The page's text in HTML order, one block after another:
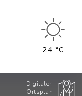
24 °C
Digitaler
Ortsplan